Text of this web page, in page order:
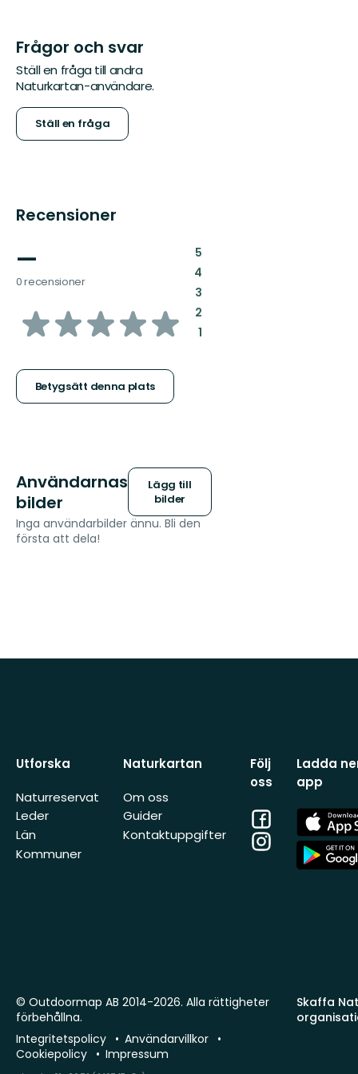
Frågor och svar
Ställ en fråga till andra
Naturkartan-användare.
Ställ en fråga
Recensioner
—
0 recensioner
av
stjärnor
Betygsätt denna plats
5:
4:
3:
2:
1:
Användarnas
bilder
Lägg till
bilder
Inga användarbilder ännu. Bli den
första att dela!
Utforska
Naturreservat
Leder
Län
Kommuner
Naturkartan
Om oss
Guider
Kontaktuppgifter
Följ
oss
Facebook
Instagram
Ladda
app
App
Store
App
Store
Skaffa
© Outdoormap AB 2014-2026. Alla rättigheter
förbehållna.
Integritetspolicy
Användarvillkor
Cookiepolicy
Impressum